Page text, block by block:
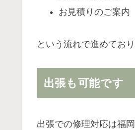
お見積りのご案内
という流れで進めており
出張も可能です
出張での修理対応は福